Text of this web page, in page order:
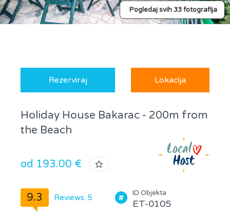
Pogledaj svih 33 fotografija
Rezerviraj Lokacija
Holiday House Bakarac - 200m from
the Beach
od 193.00 €
9.3 Reviews: 5 ID Objekta
ET-0105